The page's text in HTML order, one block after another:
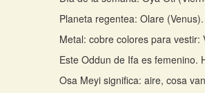
Planeta regentea: Olare (Venus).
Metal: cobre colores para vestir:
Este Oddun de Ifa es femenino.
Osa Meyi significa: aire, cosa